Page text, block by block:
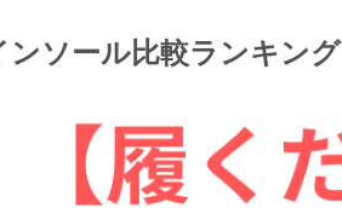
ンソール比較ランキング